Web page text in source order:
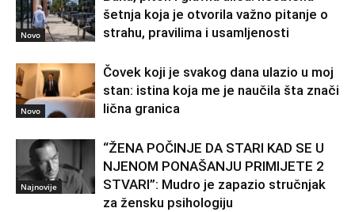
Novo
šetnja koja je otvorila važno pitanje o
strahu, pravilima i usamljenosti
Novo
Čovek koji je svakog dana ulazio u moj
stan: istina koja me je naučila šta znači
lična granica
Najnovije
“ŽENA POČINJE DA STARI KAD SE U
NJENOM PONAŠANJU PRIMIJETE 2
STVARI”: Mudro je zapazio stručnjak
za žensku psihologiju